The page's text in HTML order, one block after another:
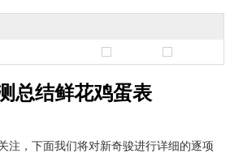
总结鲜花鸡蛋表
注，下面我们将对新奇骏进行详细的逐项